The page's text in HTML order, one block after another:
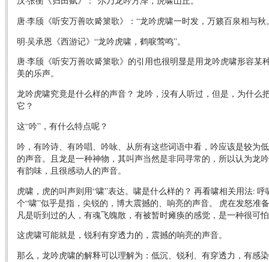
唐·李颀《听安万善吹觱篥歌》：“龙吟虎啸一时发，万籁百泉相与秋
明·吴承恩《西游记》“龙吟虎啸，鹤唳莺鸣”。
唐·李颀《听安万善吹觱篥歌》的引用也很明显是用龙吟虎啸形容某
美的乐声。
龙吟虎啸究竟是什么样的声音？ 龙吟，没有人听过，但是，为什么
它？
这“吟”，有什么特点呢？
吟，有吟诗、有吟唱、吟咏、从所有这些词语中看，吟应该是较为
的声音。且龙是一种神物，其叫声当然是非同寻常的，所以认为龙
有韵味，且很感动人的声音。
虎啸，虎的叫声则用“啸”表达。啸是什么样的？ 再看啸相关用法:
个“啸”似乎是指，尖锐的，博大震撼的、响亮的声音。 虎在发怒准
凡是听到过的人，有魂飞魄散，有被暂时瘫痪的感觉，是一种很可
这虎啸可能就是，锐利有穿透力的，震撼的响亮的声音。
那么，龙吟虎啸的解释可以理解为：低沉、锐利、有穿透力，有感